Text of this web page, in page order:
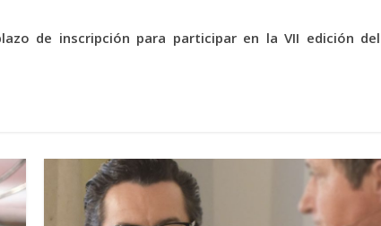
de inscripción para participar en la VII edición del